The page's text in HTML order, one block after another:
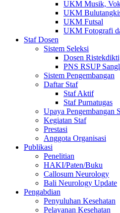
UKM Musik,
UKM
UKM Futsal
UKM Fotografi
Staf Dosen
Sistem Seleksi
Dosen Ristekdikti
PNS RSUP
Sistem Pengembangan
Daftar Staf
Staf Aktif
Staf Purnatugas
Upaya Pengembangan
Kegiatan Staf
Prestasi
Anggota Organisasi
Publikasi
Penelitian
HAKI/Paten/Buku
Callosum Neurology
Bali Neurology Update
Pengabdian
Penyuluhan Kesehatan
Pelayanan Kesehatan